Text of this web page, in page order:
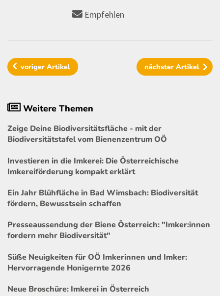
Empfehlen
vorigerArtikel nächster Artikel
Weitere Themen
Zeige Deine Biodiversitätsfläche - mit der
Biodiversitätstafel vom Bienenzentrum OÖ
Investieren in die Imkerei: Die Österreichische
Imkereiförderung kompakt erklärt
Ein Jahr Blühfläche in Bad Wimsbach: Biodiversität
fördern, Bewusstsein schaffen
Presseaussendung der Biene Österreich: "Imker:innen
fordern mehr Biodiversität"
Süße Neuigkeiten für OÖ Imkerinnen und Imker:
Hervorragende Honigernte 2026
Neue Broschüre: Imkerei in Österreich